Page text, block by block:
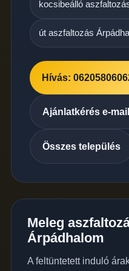
kocsibeálló
út aszfaltozás
Hívás:
Ajánlatkérés e-
Összes település
Meleg
Árpádhalom
A feltüntetett induló